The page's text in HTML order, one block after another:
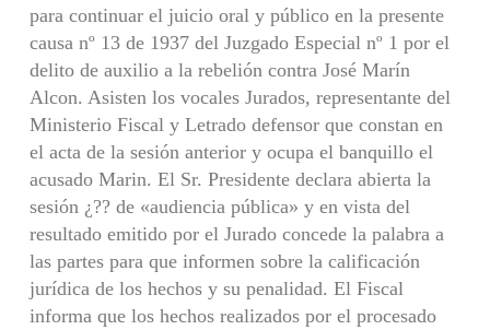
para continuar el juicio oral y público en la presente
causa nº 13 de 1937 del Juzgado Especial nº 1 por el
delito de auxilio a la rebelión contra José Marín
Alcon. Asisten los vocales Jurados, representante del
Ministerio Fiscal y Letrado defensor que constan en
el acta de la sesión anterior y ocupa el banquillo el
acusado Marin. El Sr. Presidente declara abierta la
sesión ¿?? de «audiencia pública» y en vista del
resultado emitido por el Jurado concede la palabra a
las partes para que informen sobre la calificación
jurídica de los hechos y su penalidad. El Fiscal
informa que los hechos realizados por el procesado